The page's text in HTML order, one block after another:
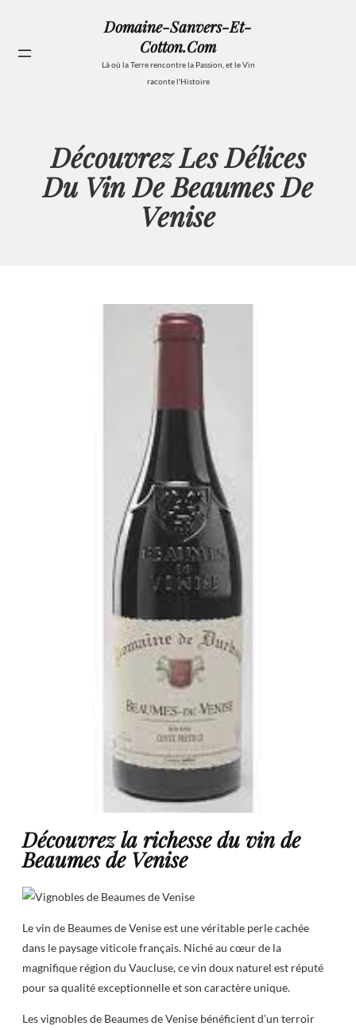
contenu
Domaine-Sanvers-Et-
Cotton.com
Là où la Terre rencontre la Passion, et le Vin
raconte l'Histoire
Découvrez Les Délices
Du Vin De Beaumes De
Venise
Découvrez la richesse du vin de
Beaumes de Venise
Le vin de Beaumes de Venise est une véritable perle cachée
dans le paysage viticole français. Niché au cœur de la
magnifique région du Vaucluse, ce vin doux naturel est réputé
pour sa qualité exceptionnelle et son caractère unique.
Les vignobles de Beaumes de Venise bénéficient d’un terroir